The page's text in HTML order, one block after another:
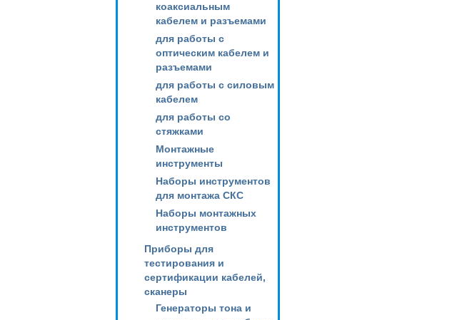
коаксиальным
кабелем и разъемами
для работы с
оптическим кабелем и
разъемами
для работы с силовым
кабелем
для работы со
стяжками
Монтажные
инструменты
Наборы инструментов
для монтажа СКС
Наборы монтажных
инструментов
Приборы для
тестирования и
сертификации кабелей,
сканеры
Генераторы тона и